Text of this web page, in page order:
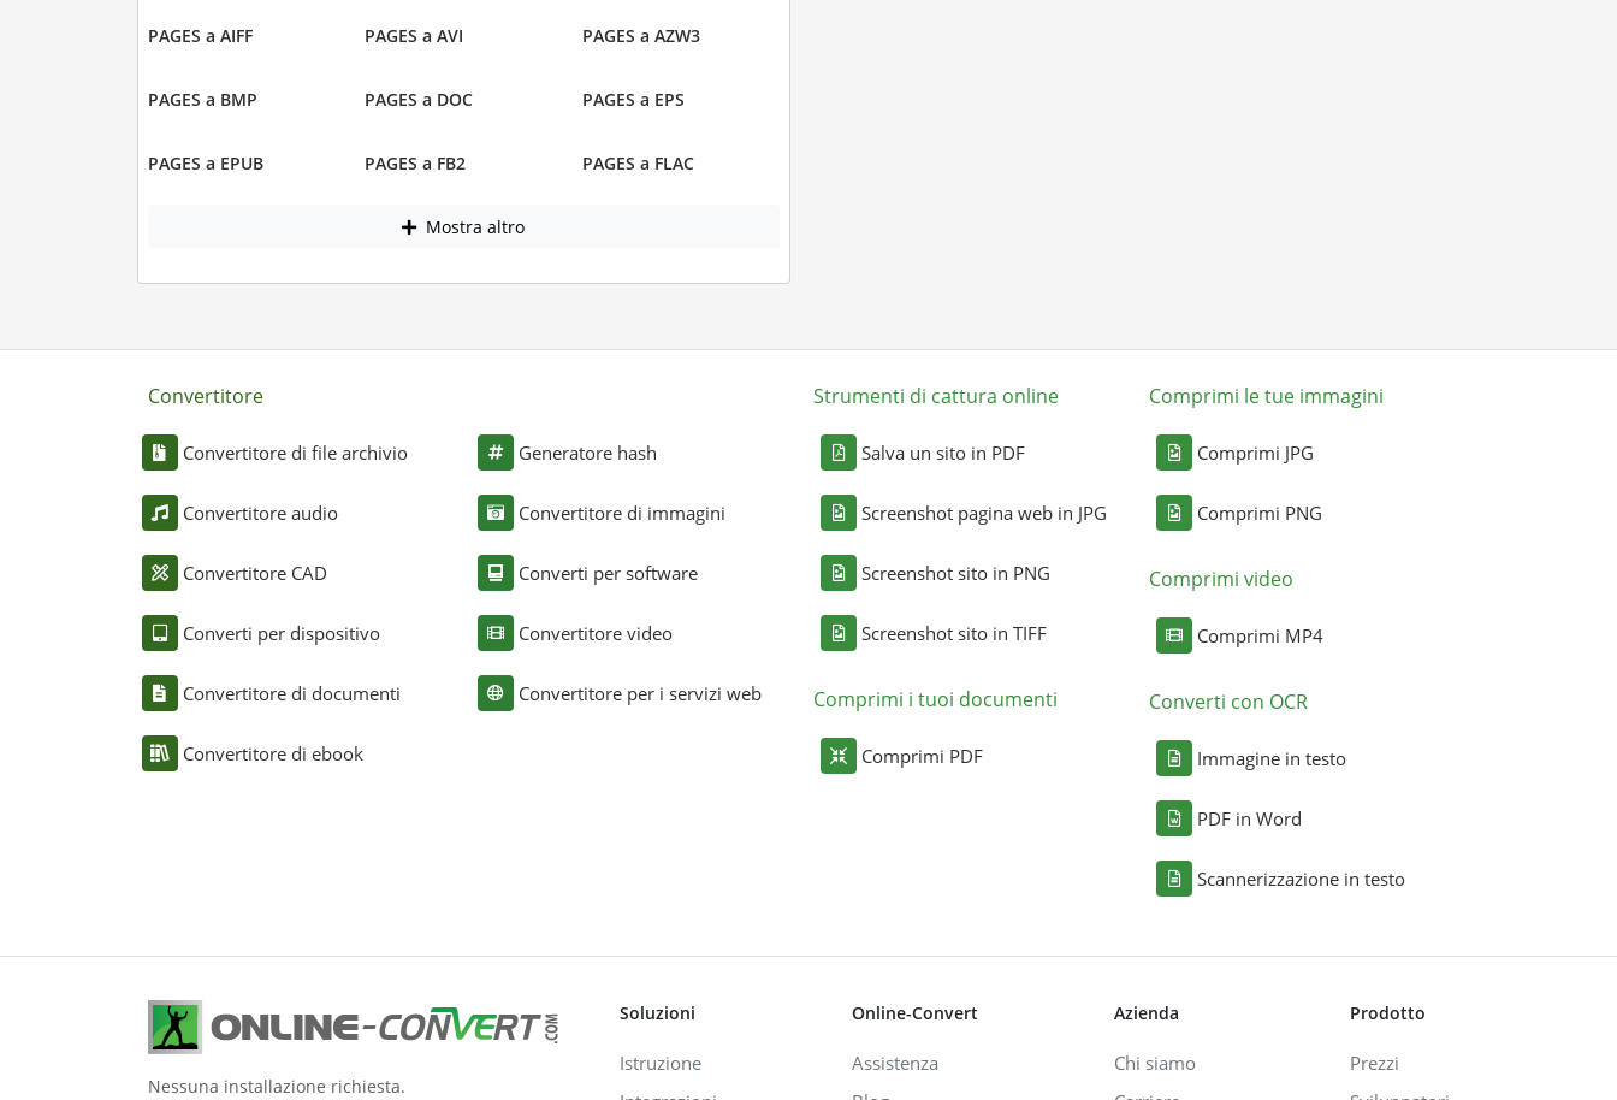
PAGES a AIFF PAGES a AVI PAGES a AZW3
PAGES a BMP PAGES a DOC PAGES a EPS
PAGES a EPUB PAGES a FB2 PAGES a FLAC
Mostra altro
Convertitore
Convertitore di file archivio
Convertitore audio
Convertitore CAD
Converti per dispositivo
Convertitore di documenti
Convertitore di ebook
Generatore hash
Convertitore di immagini
Converti per software
Convertitore video
Convertitore per i servizi web
Strumenti di cattura online
Salva un sito in PDF
Screenshot pagina web in JPG
Screenshot sito in PNG
Screenshot sito in TIFF
Comprimi i tuoi documenti
Comprimi PDF
Comprimi le tue immagini
Comprimi JPG
Comprimi PNG
Comprimi video
Comprimi MP4
Converti con OCR
Immagine in testo
PDF in Word
Scannerizzazione in testo
Nessuna installazione richiesta.
Soluzioni
Istruzione
Online-Convert
Assistenza
Azienda
Chi siamo
Prodotto
Prezzi